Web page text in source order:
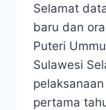
Selamat
baru dan
Puteri
Sulawesi
pertama